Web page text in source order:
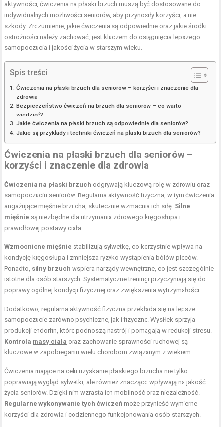
aktywności, ćwiczenia na płaski brzuch muszą być dostosowane do
indywidualnych możliwości seniorów, aby przynosiły korzyści, a nie
szkody. Zrozumienie, jakie ćwiczenia są odpowiednie oraz jakie środki
ostrożności należy zachować, jest kluczem do osiągnięcia lepszego
samopoczucia i jakości życia w starszym wieku.
Spis treści
Ćwiczenia na płaski brzuch dla seniorów – korzyści i znaczenie dla
zdrowia
Bezpieczeństwo ćwiczeń na brzuch dla seniorów – co warto
wiedzieć?
Jakie ćwiczenia na płaski brzuch są odpowiednie dla seniorów?
Jakie są przykłady i techniki ćwiczeń na płaski brzuch dla seniorów?
Ćwiczenia na płaski brzuch dla seniorów –
korzyści i znaczenie dla zdrowia
Ćwiczenia na płaski brzuch odgrywają kluczową rolę w zdrowiu oraz
samopoczuciu seniorów. Regularna aktywność fizyczna, w tym ćwiczenia
angażujące mięśnie brzucha, skutecznie wzmacnia ich siłę. Silne
mięśnie są niezbędne dla utrzymania zdrowego kręgosłupa i
prawidłowej postawy ciała.
Wzmocnione mięśnie stabilizują sylwetkę, co korzystnie wpływa na
kondycję kręgosłupa i zmniejsza ryzyko wystąpienia bólów pleców.
Ponadto, silny brzuch wspiera narządy wewnętrzne, co jest szczególnie
istotne dla osób starszych. Systematyczne treningi przyczyniają się do
poprawy ogólnej kondycji fizycznej oraz zwiększenia wytrzymałości.
Dodatkowo, regularna aktywność fizyczna przekłada się na lepsze
samopoczucie zarówno psychiczne, jak i fizyczne. Wysiłek sprzyja
produkcji endorfin, które podnoszą nastrój i pomagają w redukcji stresu.
Kontrola masy ciała oraz zachowanie sprawności ruchowej są
kluczowe w zapobieganiu wielu chorobom związanym z wiekiem.
Ćwiczenia mające na celu uzyskanie płaskiego brzucha nie tylko
poprawiają wygląd sylwetki, ale również znacząco wpływają na jakość
życia seniorów. Dzięki nim wzrasta ich mobilność oraz niezależność.
Regularne wykonywanie tych ćwiczeń może przynieść wymierne
korzyści dla zdrowia i codziennego funkcjonowania osób starszych.